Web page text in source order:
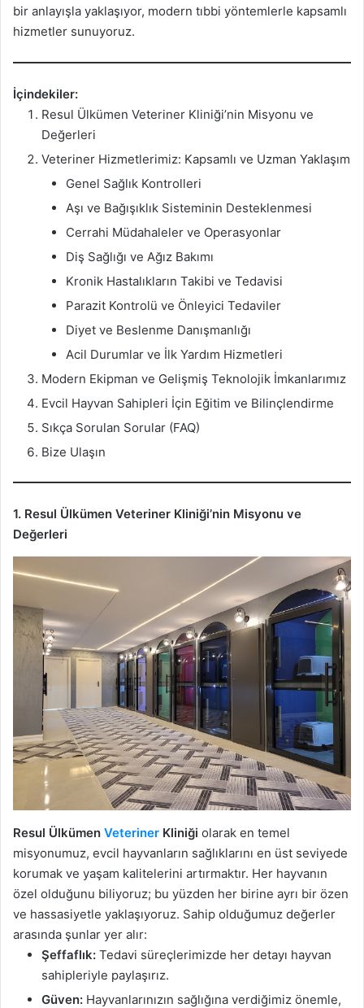
bir anlayışla yaklaşıyor, modern tıbbi yöntemlerle kapsamlı
hizmetler sunuyoruz.
İçindekiler:
Resul Ülkümen Veteriner Kliniği’nin Misyonu ve
Değerleri
Veteriner Hizmetlerimiz: Kapsamlı ve Uzman Yaklaşım
Genel Sağlık Kontrolleri
Aşı ve Bağışıklık Sisteminin Desteklenmesi
Cerrahi Müdahaleler ve Operasyonlar
Diş Sağlığı ve Ağız Bakımı
Kronik Hastalıkların Takibi ve Tedavisi
Parazit Kontrolü ve Önleyici Tedaviler
Diyet ve Beslenme Danışmanlığı
Acil Durumlar ve İlk Yardım Hizmetleri
Modern Ekipman ve Gelişmiş Teknolojik İmkanlarımız
Evcil Hayvan Sahipleri İçin Eğitim ve Bilinçlendirme
Sıkça Sorulan Sorular (FAQ)
Bize Ulaşın
1. Resul Ülkümen Veteriner Kliniği’nin Misyonu ve
Değerleri
Resul Ülkümen Veteriner Kliniği olarak en temel
misyonumuz, evcil hayvanların sağlıklarını en üst seviyede
korumak ve yaşam kalitelerini artırmaktır. Her hayvanın
özel olduğunu biliyoruz; bu yüzden her birine ayrı bir özen
ve hassasiyetle yaklaşıyoruz. Sahip olduğumuz değerler
arasında şunlar yer alır:
Şeffaflık: Tedavi süreçlerimizde her detayı hayvan
sahipleriyle paylaşırız.
Güven: Hayvanlarınızın sağlığına verdiğimiz önemle,